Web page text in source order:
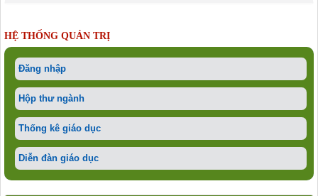
HỆ THỐNG QUẢN TRỊ
Đăng nhập
Hộp thư ngành
Thống kê giáo dục
Diễn đàn giáo dục